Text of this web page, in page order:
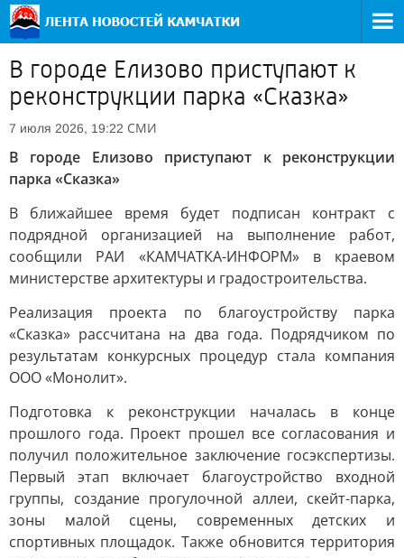
В городе Елизово приступают к
реконструкции парка «Сказка»
7 июля 2026, 19:22 СМИ
В городе Елизово приступают к реконструкции
парка «Сказка»
В ближайшее время будет подписан контракт с
подрядной организацией на выполнение работ,
сообщили РАИ «КАМЧАТКА-ИНФОРМ» в краевом
министерстве архитектуры и градостроительства.
Реализация проекта по благоустройству парка
«Сказка» рассчитана на два года. Подрядчиком по
результатам конкурсных процедур стала компания
ООО «Монолит».
Подготовка к реконструкции началась в конце
прошлого года. Проект прошел все согласования и
получил положительное заключение госэкспертизы.
Первый этап включает благоустройство входной
группы, создание прогулочной аллеи, скейт-парка,
зоны малой сцены, современных детских и
спортивных площадок. Также обновится территория